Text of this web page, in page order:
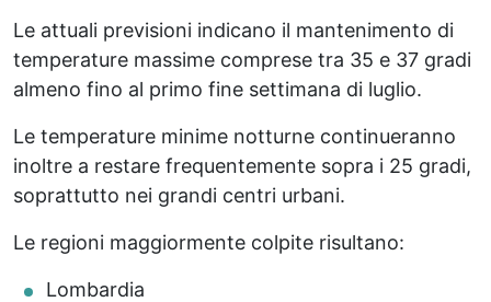
Le attuali previsioni indicano il mantenimento di
temperature massime comprese tra 35 e 37 gradi
almeno fino al primo fine settimana di luglio.
Le temperature minime notturne continueranno
inoltre a restare frequentemente sopra i 25 gradi,
soprattutto nei grandi centri urbani.
Le regioni maggiormente colpite risultano:
Lombardia